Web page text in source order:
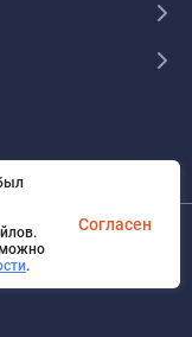
защищены
можно
.
Согласен